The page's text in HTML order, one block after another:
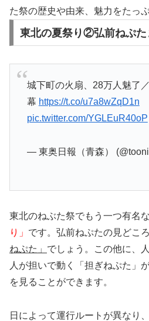
た祭の歴史や由来、魅力をたっ
東北の夏祭り②弘前ねぷた
城下町の火扇、28万人魅了
幕 https://t.co/u7a8wZqD1n
pic.twitter.com/YGLEuR40oP
— 東奥日報（青森）
東北のねぶた祭でもう一つ有名な
り」 です。弘前ねぷたの見どこ
ねぷた」 でしょう。この他に、
人が担いで動く「担ぎねぷた」
を見ることができます。
日によって運行ルートが異なり